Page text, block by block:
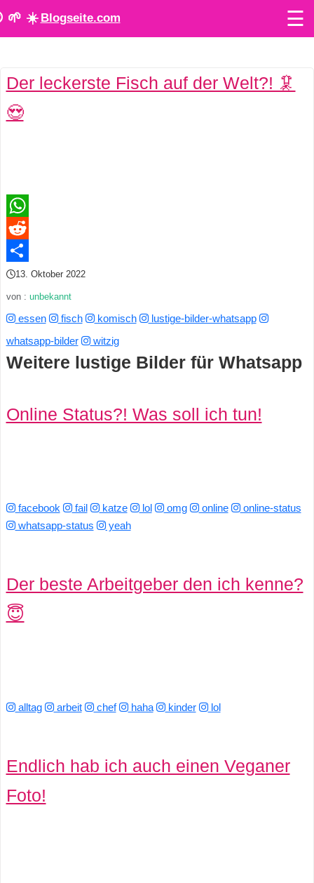
🌱 ☀️ Blogseite.com ☰
n
l
e
T
o
o
l
s
h
t
c
t
s
o
p
u
Der leckerste Fisch auf der Welt?! 🦑
😍
WhatsApp
Reddit
Teilen
13. Oktober 2022
von : unbekannt
essen fisch komisch
lustige-bilder-whatsapp
whatsapp-bilder
witzig
Weitere lustige Bilder für Whatsapp
Online Status?! Was soll ich tun!
facebook fail katze lol omg online
online-status
whatsapp-status
yeah
Der beste Arbeitgeber den ich kenne?
😇
alltag arbeit chef haha kinder lol
Endlich hab ich auch einen Veganer
Foto!